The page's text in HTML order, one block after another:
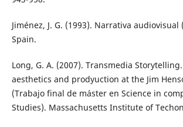
Jiménez, J. G. (1993). Narrativa audiovisual
Spain.
Long, G. A. (2007). Transmedia
aesthetics and prodyuction at the Jim
(Trabajo final de máster en Science in
Studies). Massachusetts Institute of